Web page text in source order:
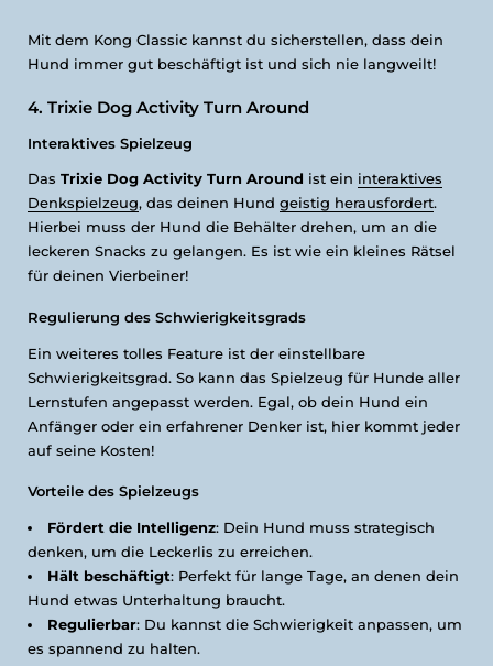
Mit dem Kong Classic kannst du sicherstellen, dass dein
Hund immer gut beschäftigt ist und sich nie langweilt!
4. Trixie Dog Activity Turn Around
Interaktives Spielzeug
Das Trixie Dog Activity Turn Around ist ein interaktives
Denkspielzeug, das deinen Hund geistig herausfordert.
Hierbei muss der Hund die Behälter drehen, um an die
leckeren Snacks zu gelangen. Es ist wie ein kleines Rätsel
für deinen Vierbeiner!
Regulierung des Schwierigkeitsgrads
Ein weiteres tolles Feature ist der einstellbare
Schwierigkeitsgrad. So kann das Spielzeug für Hunde aller
Lernstufen angepasst werden. Egal, ob dein Hund ein
Anfänger oder ein erfahrener Denker ist, hier kommt jeder
auf seine Kosten!
Vorteile des Spielzeugs
Fördert die Intelligenz: Dein Hund muss strategisch
denken, um die Leckerlis zu erreichen.
Hält beschäftigt: Perfekt für lange Tage, an denen dein
Hund etwas Unterhaltung braucht.
Regulierbar: Du kannst die Schwierigkeit anpassen, um
es spannend zu halten.